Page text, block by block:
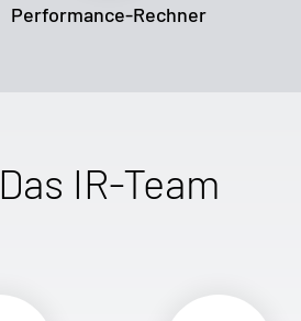
Performance-Rechner
Das IR-Team